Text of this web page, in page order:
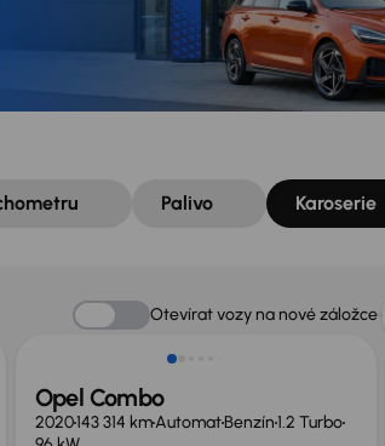
Palivo Karoserie
Otevírat vozy na nové záložce
Zlevněno o 50 000 Kč
Opel Combo
2020143 314 kmAutomatBenzín1.2 Turbo